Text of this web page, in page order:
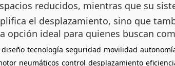
reducidos, mientras que su
el desplazamiento, sino que
opción ideal para quienes buscan
diseño tecnología seguridad movilidad
neumáticos control desplazamiento